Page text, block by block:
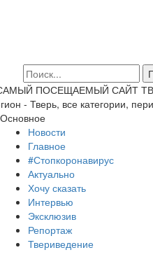
ПОСЕЩАЕМЫЙ САЙТ
- Тверь, все категории,
Основное
Новости
Главное
#Стопкоронавирус
Актуально
Хочу сказать
Интервью
Эксклюзив
Репортаж
Твериведение